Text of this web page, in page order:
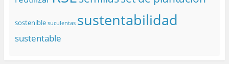
sostenible suculentas sustentabilidad
sustentable